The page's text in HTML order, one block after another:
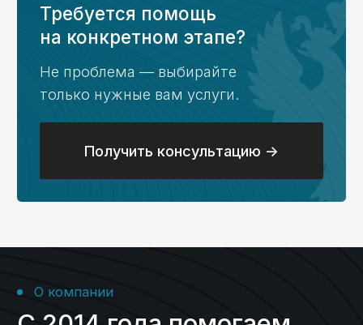
Кейс №4
Кейс №5
с казначейского
счета в рамках
казначейского
обязательств (КОО)
Возврат потраченных
на гос контракт
счета, установка ПО,
получение аванса